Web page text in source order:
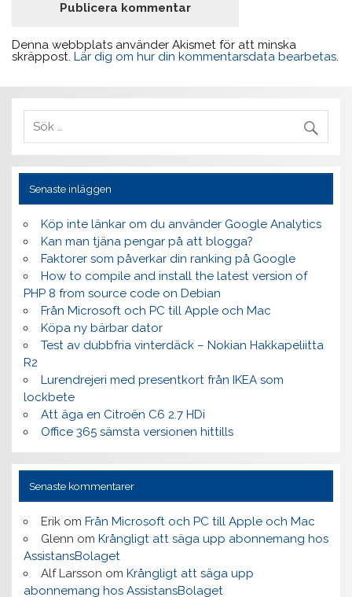
Denna webbplats använder Akismet för att minska
skräppost.Lär dig om hur din kommentarsdata bearbetas
Senaste inläggen
Köp inte länkar om du använder Google Analytics
Kan man tjäna pengar på att blogga?
Faktorer som påverkar din ranking på Google
How to compile and install the latest version of
PHP 8 from source code on Debian
Från Microsoft och PC till Apple och Mac
Köpa ny bärbar dator
Test av dubbfria vinterdäck – Nokian Hakkapeliitta
R2
Lurendrejeri med presentkort från IKEA som
lockbete
Att äga en Citroën C6 2.7 HDi
Office 365 sämsta versionen hittills
Senaste kommentarer
Erikom Från Microsoft och PC till Apple och Mac
Glenn om Krångligt att säga upp abonnemang hos
AssistansBolaget
Alf Larsson om Krångligt att säga upp
abonnemang hos AssistansBolaget